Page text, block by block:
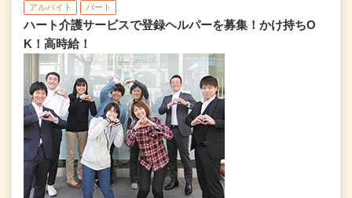
アルバイト パート
ハート介護サービスで登録ヘルパーを募集！かけ持ちO
K！高時給！